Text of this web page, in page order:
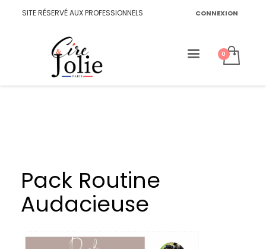
SITE RÉSERVÉ AUX PROFESSIONNELS CONNEXION
Pack Routine
Audacieuse